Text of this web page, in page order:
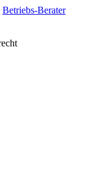
Betriebs-Berater